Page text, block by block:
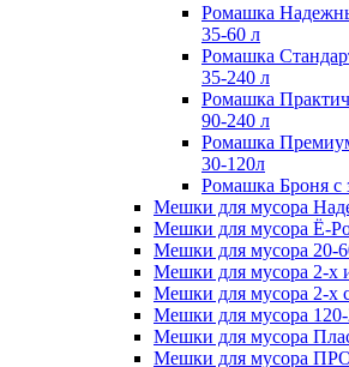
Ромашка
35-60 л
Ромашка
35-240 л
Ромашка
90-240 л
Ромашка
30-120л
Ромашка Броня с
Мешки для мусора
Мешки для мусора Ё-
Мешки для мусора 20-
Мешки для мусора 2-
Мешки для мусора 2-
Мешки для мусора
Мешки для мусора
Мешки для мусора